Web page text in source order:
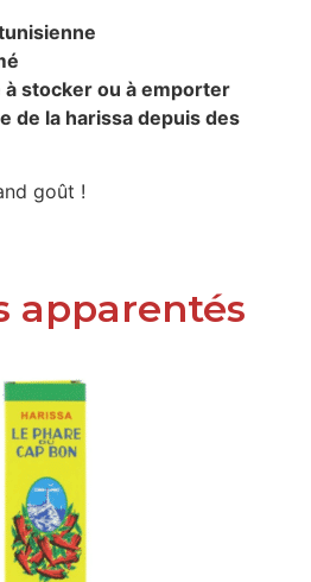
à stocker ou à emporter
de la harissa depuis des
goût !
apparentés